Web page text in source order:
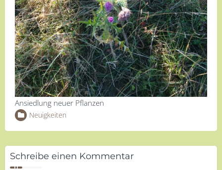
Ansiedlung neuer Pflanzen
Neuigkeiten
Schreibe einen Kommentar